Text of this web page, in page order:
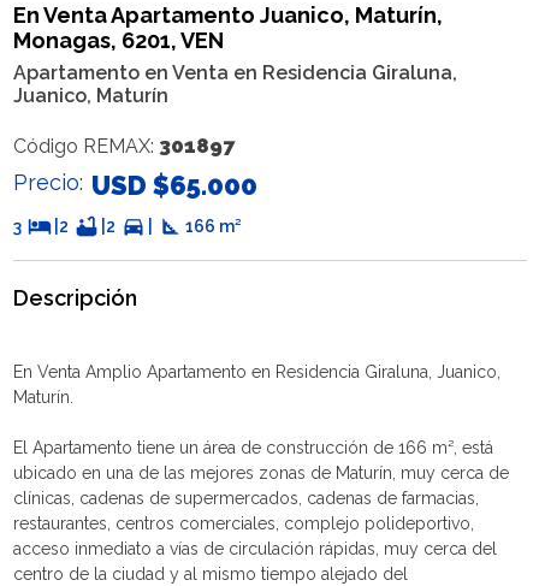
En Venta Apartamento Juanico, Maturín,
Monagas, 6201, VEN
Apartamento en Venta en Residencia Giraluna,
Juanico, Maturín
Código REMAX: 301897
Precio: USD $65.000
3 hotel 2 bathtub 2 directions_car square_foot 166 m²
Descripción
En Venta Amplio Apartamento en Residencia Giraluna, Juanico,
Maturín.
El Apartamento tiene un área de construcción de 166 m², está
ubicado en una de las mejores zonas de Maturín, muy cerca de
clínicas, cadenas de supermercados, cadenas de farmacias,
restaurantes, centros comerciales, complejo polideportivo,
acceso inmediato a vías de circulación rápidas, muy cerca del
centro de la ciudad y al mismo tiempo alejado del